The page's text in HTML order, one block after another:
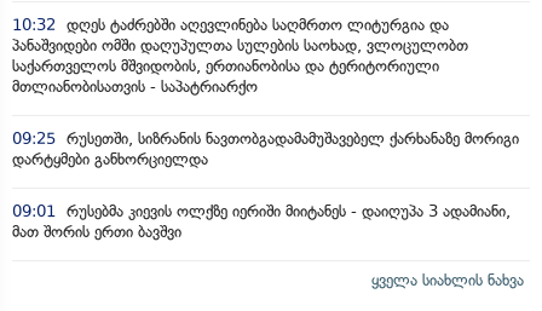
10:32
დღეს ტაძრებში აღევლინება საღმრთო ლიტურგია და
პანაშვიდები ომში დაღუპულთა სულების საოხად, ვლოცულობთ
საქართველოს მშვიდობის, ერთიანობისა და ტერიტორიული
მთლიანობისათვის - საპატრიარქო
09:25 რუსეთში, სიზრანის ნავთობგადამამუშავებელ ქარხანაზე მორიგი
დარტყმები განხორციელდა
09:01
რუსებმა კიევის ოლქზე იერიში მიიტანეს - დაიღუპა 3 ადამიანი,
მათ შორის ერთი ბავშვი
ყველა სიახლის ნახვა